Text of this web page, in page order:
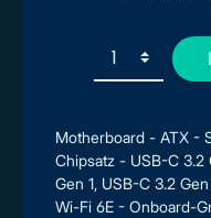
Motherboard - ATX -
Chipsatz - USB-C 3.2
Gen 1, USB-C 3.2
Wi-Fi 6E - Onboard-